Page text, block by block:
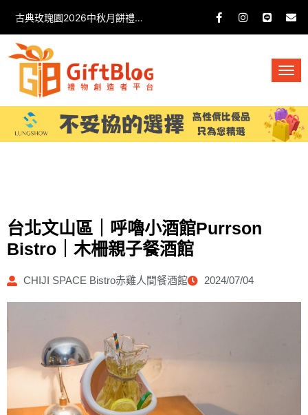
古典玫瑰園2026中秋月餅禮盒開箱分享 / 餐飲門市下午茶 體驗分享
台北文山區｜呼嚕小酒館Purrson
Bistro｜木柵親子餐酒館
CHIJI SPACE Bistro赤雞人間餐酒館 2024/07/04